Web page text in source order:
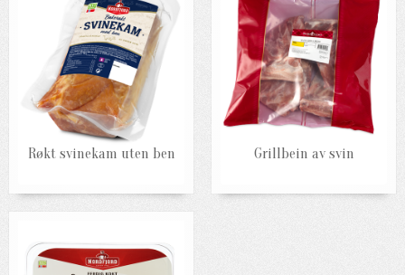
Røkt svinekam uten ben Grillbein av svin